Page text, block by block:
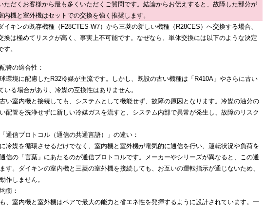
ただくお客様から最も多くいただくご質問です。結論からお伝えすると、故障した部分が
内機と室外機はセットでの交換を強く推奨します。
イキンの既存機種（F28CTES-W7）から三菱の新しい機種（R28CES）へ交換する場合、
換は極めてリスクが高く、事実上不可能です。 なぜなら、単体交換には以下のような決定
。
管の適合性：
環境に配慮したR32冷媒が主流です。しかし、既設の古い機種は「R410A」やさらに古い
いる場合があり、冷媒の互換性はありません。
い室内機と接続しても、システムとして機能せず、故障の原因となります。 冷媒の油分の
配管を洗浄せずに新しい冷媒ガスを流すと、システム内部で異常が発生し、故障のリスク
通信プロトコル（通信の共通言語）」の違い：
冷媒を循環させるだけでなく、室内機と室外機が電気的に通信を行い、運転状況や負荷を
信の「言葉」にあたるのが通信プロトコルです。メーカーやシリーズが異なると、この通
す。ダイキンの室内機と三菱の室外機を接続しても、お互いの運転指示が通じないため、
作しません。
衡：
、室内機と室外機はペアで最大の能力と省エネ性を発揮するように設計されています。 一